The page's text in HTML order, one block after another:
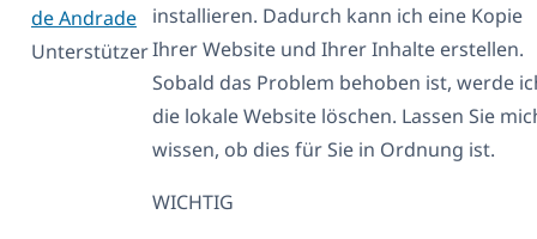
de Andrade
Unterstützer
installieren. Dadurch kann ich eine Kopie
Ihrer Website und Ihrer Inhalte erstellen.
Sobald das Problem behoben ist, werde
die lokale Website löschen. Lassen Sie
wissen, ob dies für Sie in Ordnung ist.
WICHTIG